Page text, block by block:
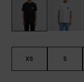
XS S